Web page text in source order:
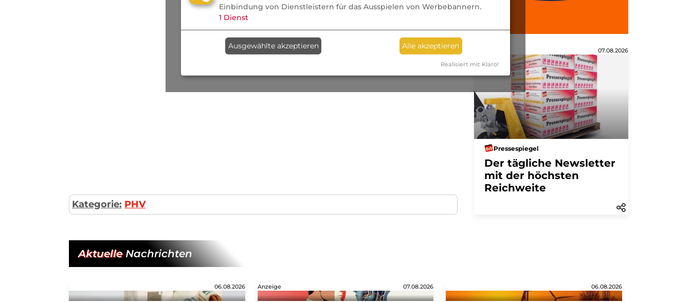
Kategorie: PHV
07.08.2026
Pressespiegel
Der tägliche Newsletter
mit der höchsten
Reichweite
AktuelleNachrichten
06.08.2026 Anzeige 07.08.2026 06.08.2026
Einbindung von Dienstleistern für das Ausspielen von Werbebannern.
1 Dienst
Ausgewählte akzeptieren Alle akzeptieren
Realisiert mit Klaro!